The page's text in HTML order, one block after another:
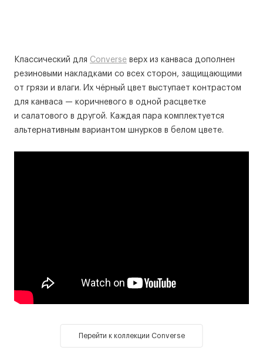
Классический для Converse верх из канваса дополнен
резиновыми накладками со всех сторон, защищающими
от грязи и влаги. Их чёрный цвет выступает контрастом
для канваса — коричневого в одной расцветке
и салатового в другой. Каждая пара комплектуется
альтернативным вариантом шнурков в белом цвете.
Перейти к коллекции Converse